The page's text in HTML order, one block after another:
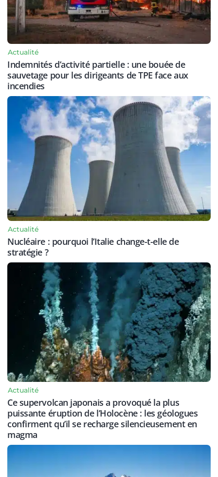
Actualité
Indemnités d’activité partielle : une bouée de
sauvetage pour les dirigeants de TPE face aux
incendies
Actualité
Nucléaire : pourquoi l’Italie change-t-elle de
stratégie ?
Actualité
Ce supervolcan japonais a provoqué la plus
puissante éruption de l’Holocène : les géologues
confirment qu’il se recharge silencieusement en
magma